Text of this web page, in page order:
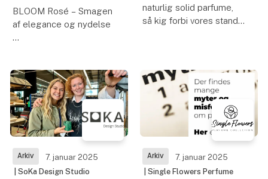
BLOOM Rosé – Smagen
af elegance og nydelse
eksklusiv serie af
roséprodukter, der
forener kvalitet, smag
og elegance. Serien
består af tre unikke
varianter: Bloom Pink
Port,
naturlig solid parfume,
så kig forbi vores stand
miljørigtige, plejende for
huden, kreative og
praktiske at bruge.
Solid parfume er ikke e
Arkiv
7. januar 2025
| SoKa Design Studio
Arkiv
7. januar 2025
| Single Flowers Perfume